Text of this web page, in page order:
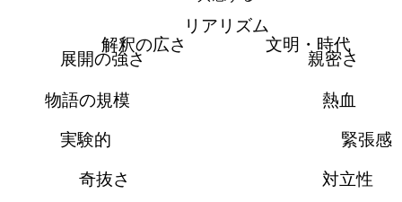
リアリズム
文明・時代
親密さ
熱血
緊張感
対立性
奇抜さ
実験的
物語の規模
展開の強さ
解釈の広さ